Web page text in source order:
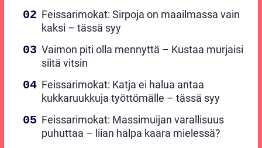
Feissarimokat: Sirpoja on maailmassa vain
kaksi – tässä syy
Vaimon piti olla mennyttä – Kustaa murjaisi
siitä vitsin
Feissarimokat: Katja ei halua antaa
kukkaruukkuja työttömälle – tässä syy
Feissarimokat: Massimuijan varallisuus
puhuttaa – liian halpa kaara mielessä?